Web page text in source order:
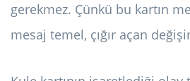
gerekmez. Çünkü bu kartın
mesaj temel, çığır açan